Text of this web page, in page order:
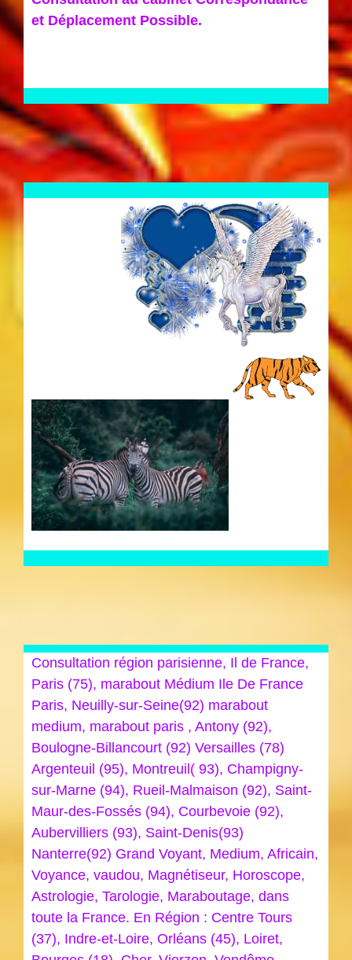
et Déplacement Possible.
Consultation région parisienne, Il de France,
Paris (75), marabout Médium Ile De France
Paris, Neuilly-sur-Seine(92) marabout
medium, marabout paris , Antony (92),
Boulogne-Billancourt (92) Versailles (78)
Argenteuil (95), Montreuil( 93), Champigny-
sur-Marne (94), Rueil-Malmaison (92), Saint-
Maur-des-Fossés (94), Courbevoie (92),
Aubervilliers (93), Saint-Denis(93)
Nanterre(92) Grand Voyant, Medium, Africain,
Voyance, vaudou, Magnétiseur, Horoscope,
Astrologie, Tarologie, Maraboutage, dans
toute la France. En Région : Centre Tours
(37), Indre-et-Loire, Orléans (45), Loiret,